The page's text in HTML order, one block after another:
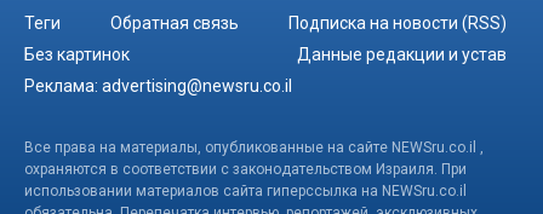
Теги Обратная связь
Подписка на новости (RSS)
Без картинок
Данные редакции и устав
Реклама: advertising@newsru.co.il
Все права на материалы, опубликованные на сайте NEWSru.co.il ,
охраняются в соответствии с законодательством Израиля. При
использовании материалов сайта гиперссылка на NEWSru.co.il